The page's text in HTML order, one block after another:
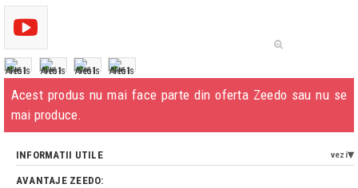
Acest produs nu mai face parte din oferta Zeedo sau nu se
mai produce.
INFORMATII UTILE vezi
AVANTAJE ZEEDO: